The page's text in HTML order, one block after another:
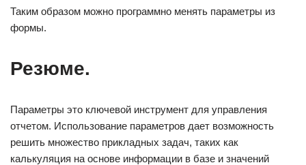
Таким образом можно программно менять параметры из
формы.
Резюме.
Параметры это ключевой инструмент для управления
отчетом. Использование параметров дает возможность
решить множество прикладных задач, таких как
калькуляция на основе информации в базе и значений